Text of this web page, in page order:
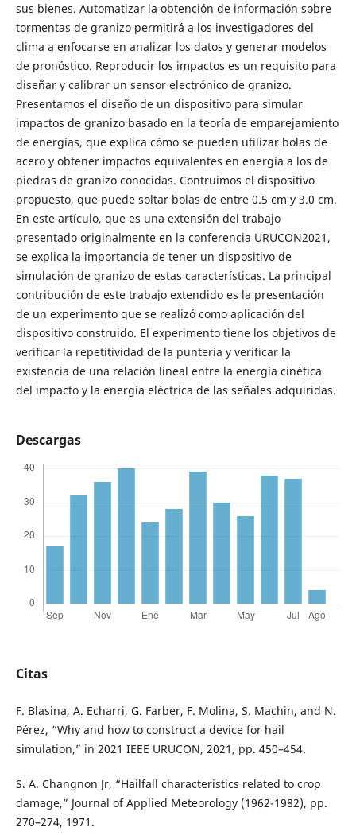
sus bienes. Automatizar la obtención de información sobre
tormentas de granizo permitirá a los investigadores del
clima a enfocarse en analizar los datos y generar modelos
de pronóstico. Reproducir los impactos es un requisito para
diseñar y calibrar un sensor electrónico de granizo.
Presentamos el diseño de un dispositivo para simular
impactos de granizo basado en la teoría de emparejamiento
de energías, que explica cómo se pueden utilizar bolas de
acero y obtener impactos equivalentes en energía a los de
piedras de granizo conocidas. Contruimos el dispositivo
propuesto, que puede soltar bolas de entre 0.5 cm y 3.0 cm.
En este artículo, que es una extensión del trabajo
presentado originalmente en la conferencia URUCON2021,
se explica la importancia de tener un dispositivo de
simulación de granizo de estas características. La principal
contribución de este trabajo extendido es la presentación
de un experimento que se realizó como aplicación del
dispositivo construido. El experimento tiene los objetivos de
verificar la repetitividad de la puntería y verificar la
existencia de una relación lineal entre la energía cinética
del impacto y la energía eléctrica de las señales adquiridas.
Descargas
Citas
F. Blasina, A. Echarri, G. Farber, F. Molina, S. Machin, and N.
Pérez, “Why and how to construct a device for hail
simulation,” in 2021 IEEE URUCON, 2021, pp. 450–454.
S. A. Changnon Jr, “Hailfall characteristics related to crop
damage,” Journal of Applied Meteorology (1962-1982), pp.
270–274, 1971.